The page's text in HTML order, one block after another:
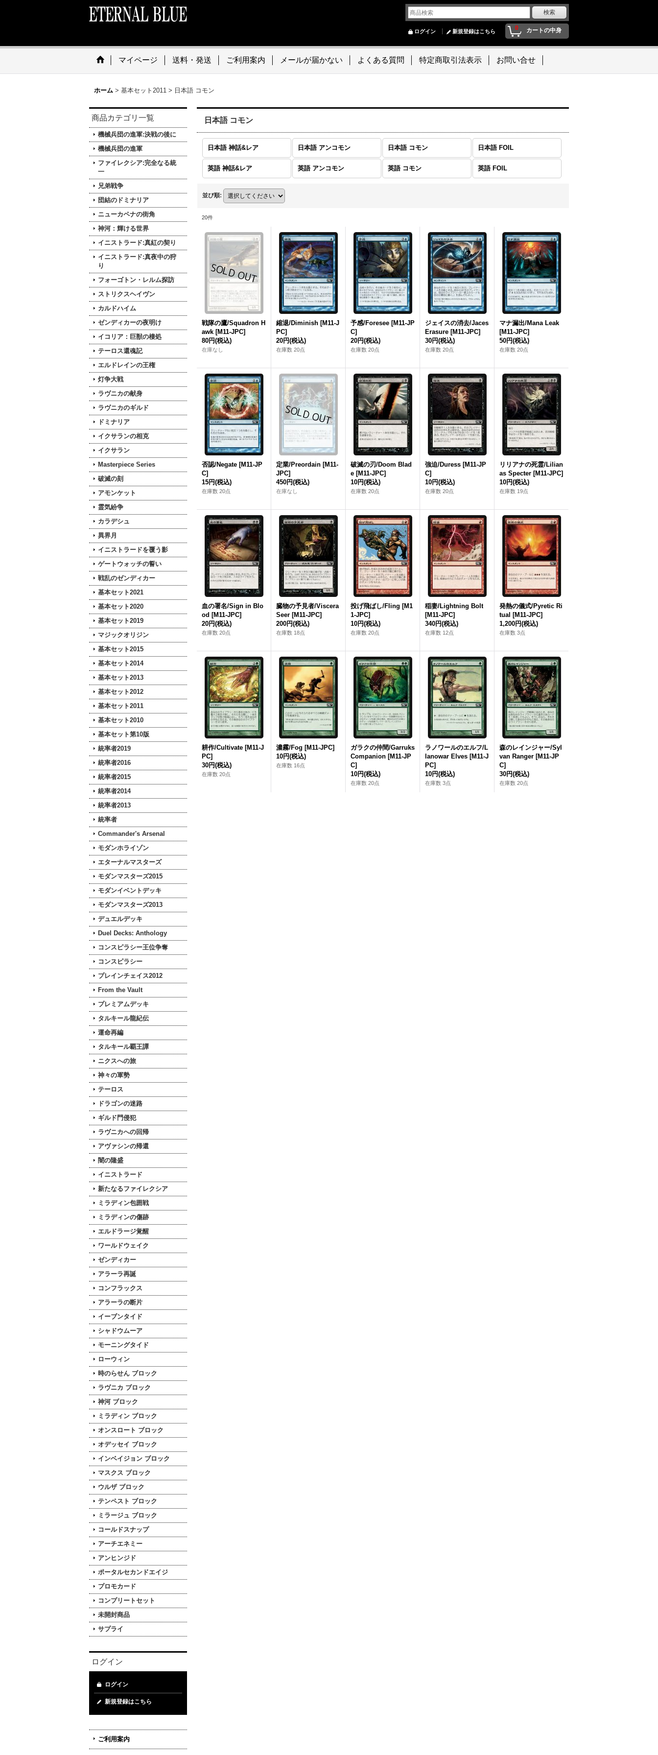
0 カートの中身
ログイン 新規登録はこちら
マイページ 送料・発送 ご利用案内 メールが届かない よくある質問 特定商取引法表示 お問い合せ
ホーム > 基本セット2011 > 日本語 コモン
商品カテゴリ一覧
機械兵団の進軍:決戦の後に
機械兵団の進軍
ファイレクシア:完全なる統
一
兄弟戦争
団結のドミナリア
ニューカペナの街角
神河：輝ける世界
イニストラード:真紅の契り
イニストラード:真夜中の狩
り
フォーゴトン・レルム探訪
ストリクスヘイヴン
カルドハイム
ゼンディカーの夜明け
イコリア：巨獣の棲処
テーロス還魂記
エルドレインの王権
灯争大戦
ラヴニカの献身
ラヴニカのギルド
ドミナリア
イクサランの相克
イクサラン
Masterpiece Series
破滅の刻
アモンケット
霊気紛争
カラデシュ
異界月
イニストラードを覆う影
ゲートウォッチの誓い
戦乱のゼンディカー
基本セット2021
基本セット2020
基本セット2019
マジックオリジン
基本セット2015
基本セット2014
基本セット2013
基本セット2012
基本セット2011
基本セット2010
基本セット第10版
統率者2019
統率者2016
統率者2015
統率者2014
統率者2013
統率者
Commander's Arsenal
モダンホライゾン
エターナルマスターズ
モダンマスターズ2015
モダンイベントデッキ
モダンマスターズ2013
デュエルデッキ
Duel Decks: Anthology
コンスピラシー王位争奪
コンスピラシー
プレインチェイス2012
From the Vault
プレミアムデッキ
タルキール龍紀伝
運命再編
タルキール覇王譚
ニクスへの旅
神々の軍勢
テーロス
ドラゴンの迷路
ギルド門侵犯
ラヴニカへの回帰
アヴァシンの帰還
闇の隆盛
イニストラード
新たなるファイレクシア
ミラディン包囲戦
ミラディンの傷跡
エルドラージ覚醒
ワールドウェイク
ゼンディカー
アラーラ再誕
コンフラックス
アラーラの断片
イーブンタイド
シャドウムーア
モーニングタイド
ローウィン
時のらせん ブロック
ラヴニカ ブロック
神河 ブロック
ミラディン ブロック
オンスロート ブロック
オデッセイ ブロック
インベイジョン ブロック
マスクス ブロック
ウルザ ブロック
テンペスト ブロック
ミラージュ ブロック
コールドスナップ
アーチエネミー
アンヒンジド
ポータルセカンドエイジ
プロモカード
コンプリートセット
未開封商品
サプライ
ログイン
ログイン
新規登録はこちら
ご利用案内
日本語 コモン
日本語 神話&レア 日本語 アンコモン 日本語 コモン 日本語 FOIL
英語 神話&レア 英語 アンコモン 英語 コモン 英語 FOIL
並び順:
20件
戦隊の鷹/Squadron H
awk [M11‐JPC]
80円(税込)
在庫なし
縮退/Diminish [M11‐J
PC]
20円(税込)
在庫数 20点
予感/Foresee [M11‐JP
C]
20円(税込)
在庫数 20点
ジェイスの消去/Jaces
Erasure [M11‐JPC]
30円(税込)
在庫数 20点
マナ漏出/Mana Leak
[M11‐JPC]
50円(税込)
在庫数 20点
否認/Negate [M11‐JP
C]
15円(税込)
在庫数 20点
定業/Preordain [M11‐
JPC]
450円(税込)
在庫なし
破滅の刃/Doom Blad
e [M11‐JPC]
10円(税込)
在庫数 20点
強迫/Duress [M11‐JP
C]
10円(税込)
在庫数 20点
リリアナの死霊/Lilian
as Specter [M11‐JPC]
10円(税込)
在庫数 19点
血の署名/Sign in Blo
od [M11‐JPC]
20円(税込)
在庫数 20点
臓物の予見者/Viscera
Seer [M11‐JPC]
200円(税込)
在庫数 18点
投げ飛ばし/Fling [M1
1‐JPC]
10円(税込)
在庫数 20点
稲妻/Lightning Bolt
[M11‐JPC]
340円(税込)
在庫数 12点
発熱の儀式/Pyretic Ri
tual [M11‐JPC]
1,200円(税込)
在庫数 3点
耕作/Cultivate [M11‐J
PC]
30円(税込)
在庫数 20点
濃霧/Fog [M11‐JPC]
10円(税込)
在庫数 16点
ガラクの仲間/Garruks
Companion [M11‐JP
C]
10円(税込)
在庫数 20点
ラノワールのエルフ/L
lanowar Elves [M11‐J
PC]
10円(税込)
在庫数 3点
森のレインジャー/Syl
van Ranger [M11‐JP
C]
30円(税込)
在庫数 20点